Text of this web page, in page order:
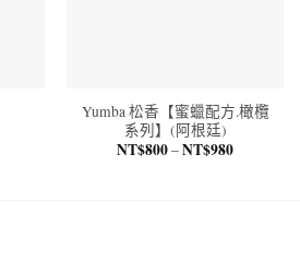
Yumba 松香【蜜蠟配方.橄欖
系列】(阿根廷)
NT$800–NT$980價